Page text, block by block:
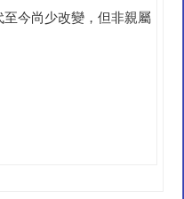
今尚少改變，但非親屬